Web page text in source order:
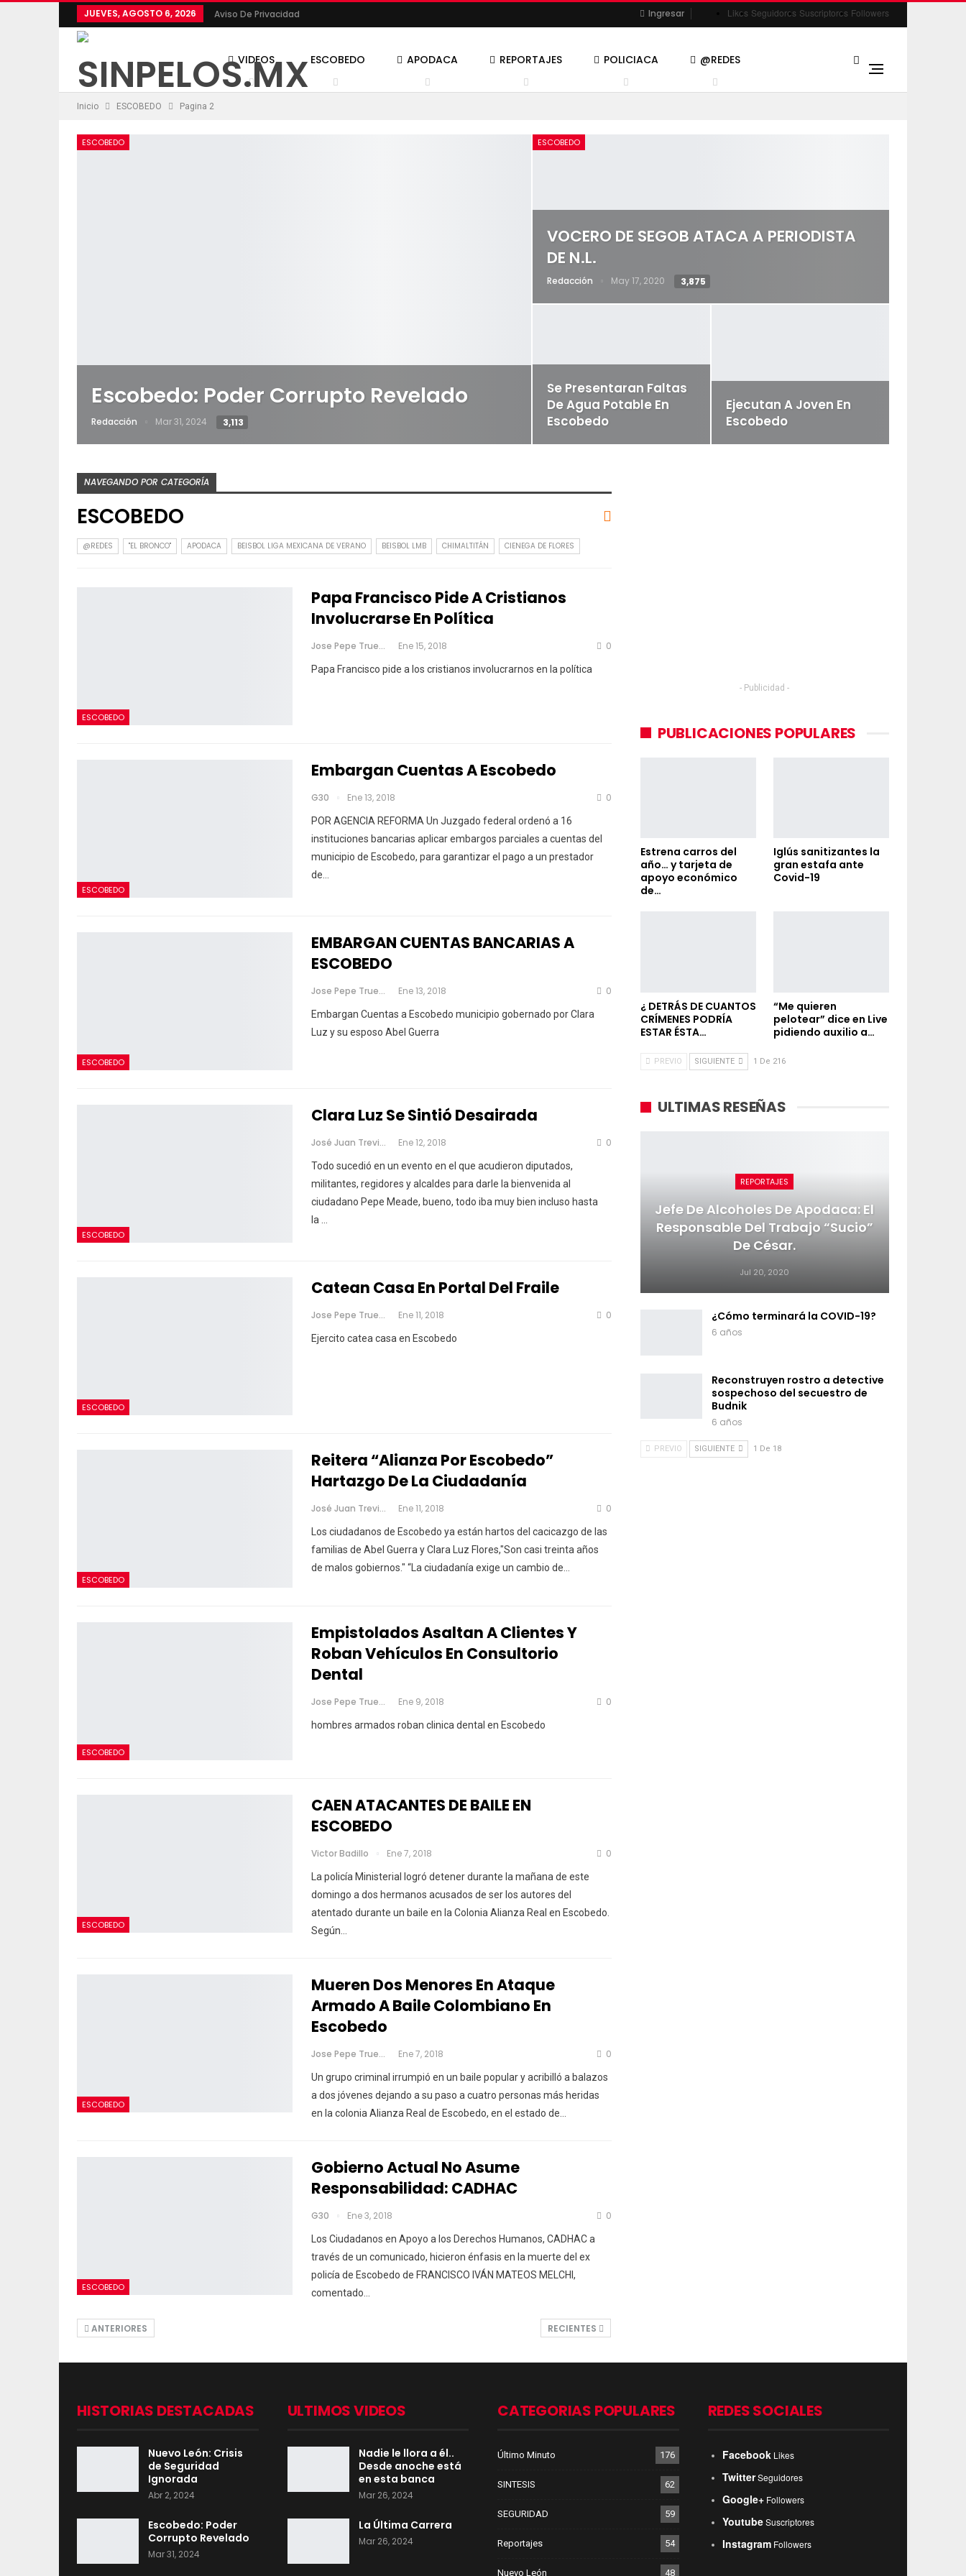
Likes Seguidores Suscriptores Followers
Ingresar
JUEVES, AGOSTO 6, 2026 Aviso De Privacidad
VIDEOS ESCOBEDO APODACA REPORTAJES POLICIACA @REDES
Inicio ESCOBEDO Pagina 2
ESCOBEDO
Escobedo: Poder Corrupto Revelado
Redacción Mar 31, 2024 3,113
ESCOBEDO
VOCERO DE SEGOB ATACA A PERIODISTA
DE N.L.
Redacción May 17, 2020 3,875
Se Presentaran Faltas
De Agua Potable En
Escobedo
Ejecutan A Joven En
Escobedo
NAVEGANDO POR CATEGORÍA
ESCOBEDO
@REDES "EL BRONCO" APODACA BEISBOL LIGA MEXICANA DE VERANO BEISBOL LMB CHIMALTITÁN CIENEGA DE FLORES
ESCOBEDO
Papa Francisco Pide A Cristianos
Involucrarse En Política
Jose Pepe Trueno Ene 15, 2018 0
Papa Francisco pide a los cristianos involucrarnos en la política
ESCOBEDO
Embargan Cuentas A Escobedo
G30 Ene 13, 2018 0
POR AGENCIA REFORMA Un Juzgado federal ordenó a 16
instituciones bancarias aplicar embargos parciales a cuentas del
municipio de Escobedo, para garantizar el pago a un prestador
de…
ESCOBEDO
EMBARGAN CUENTAS BANCARIAS A
ESCOBEDO
Jose Pepe Trueno Ene 13, 2018 0
Embargan Cuentas a Escobedo municipio gobernado por Clara
Luz y su esposo Abel Guerra
ESCOBEDO
Clara Luz Se Sintió Desairada
José Juan Treviño Ene 12, 2018 0
Todo sucedió en un evento en el que acudieron diputados,
militantes, regidores y alcaldes para darle la bienvenida al
ciudadano Pepe Meade, bueno, todo iba muy bien incluso hasta
la …
ESCOBEDO
Catean Casa En Portal Del Fraile
Jose Pepe Trueno Ene 11, 2018 0
Ejercito catea casa en Escobedo
ESCOBEDO
Reitera “Alianza Por Escobedo”
Hartazgo De La Ciudadanía
José Juan Treviño Ene 11, 2018 0
Los ciudadanos de Escobedo ya están hartos del cacicazgo de las
familias de Abel Guerra y Clara Luz Flores,"Son casi treinta años
de malos gobiernos." “La ciudadanía exige un cambio de…
ESCOBEDO
Empistolados Asaltan A Clientes Y
Roban Vehículos En Consultorio
Dental
Jose Pepe Trueno Ene 9, 2018 0
hombres armados roban clinica dental en Escobedo
ESCOBEDO
CAEN ATACANTES DE BAILE EN
ESCOBEDO
Victor Badillo Ene 7, 2018 0
La policía Ministerial logró detener durante la mañana de este
domingo a dos hermanos acusados de ser los autores del
atentado durante un baile en la Colonia Alianza Real en Escobedo.
Según…
ESCOBEDO
Mueren Dos Menores En Ataque
Armado A Baile Colombiano En
Escobedo
Jose Pepe Trueno Ene 7, 2018 0
Un grupo criminal irrumpió en un baile popular y acribilló a balazos
a dos jóvenes dejando a su paso a cuatro personas más heridas
en la colonia Alianza Real de Escobedo, en el estado de…
ESCOBEDO
Gobierno Actual No Asume
Responsabilidad: CADHAC
G30 Ene 3, 2018 0
Los Ciudadanos en Apoyo a los Derechos Humanos, CADHAC a
través de un comunicado, hicieron énfasis en la muerte del ex
policía de Escobedo de FRANCISCO IVÁN MATEOS MELCHI,
comentado…
ANTERIORES RECIENTES
- Publicidad -
PUBLICACIONES POPULARES
Estrena carros del
año… y tarjeta de
apoyo económico
de…
Iglús sanitizantes la
gran estafa ante
Covid-19
¿ DETRÁS DE CUANTOS
CRÍMENES PODRÍA
ESTAR ÉSTA…
“Me quieren
pelotear” dice en Live
pidiendo auxilio a…
PREVIO SIGUIENTE 1 De 216
ULTIMAS RESEÑAS
REPORTAJES
Jefe De Alcoholes De Apodaca: El
Responsable Del Trabajo “sucio”
De César.
Jul 20, 2020
¿Cómo terminará la COVID-19?
6 años
Reconstruyen rostro a detective
sospechoso del secuestro de
Budnik
6 años
PREVIO SIGUIENTE 1 De 18
HISTORIAS DESTACADAS
Nuevo León: Crisis
de Seguridad
Ignorada
Abr 2, 2024
Escobedo: Poder
Corrupto Revelado
Mar 31, 2024
ULTIMOS VIDEOS
Nadie le llora a él..
Desde anoche está
en esta banca
Mar 26, 2024
La Última Carrera
Mar 26, 2024
CATEGORIAS POPULARES
Último Minuto 176
SINTESIS 62
SEGURIDAD 59
Reportajes 54
Nuevo León 48
REDES SOCIALES
Facebook Likes
Twitter Seguidores
Google+ Followers
Youtube Suscriptores
Instagram Followers